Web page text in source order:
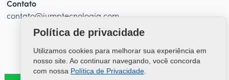
Contato
contato@jumptecnologia.com
Política de privacidade
Utilizamos cookies para melhorar sua experiência em
nosso site. Ao continuar navegando, você concorda
com nossa Política de Privacidade